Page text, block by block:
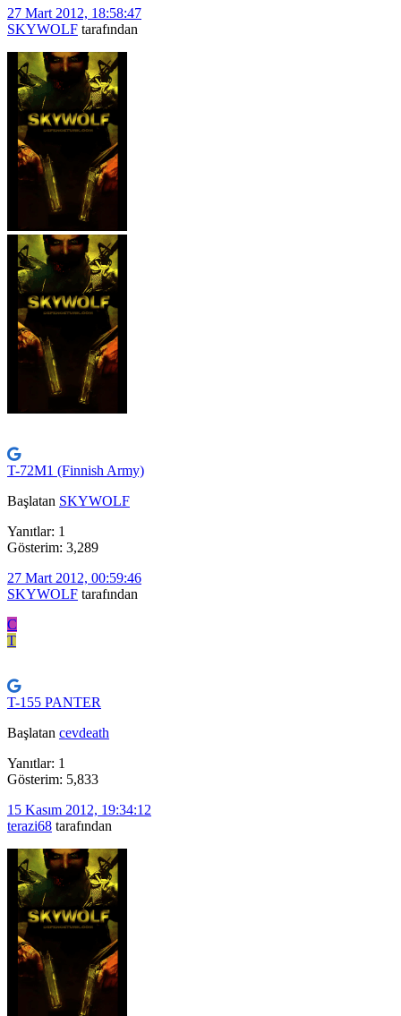
27 Mart 2012, 18:58:47
SKYWOLF tarafından
T-72M1 (Finnish Army)
Başlatan SKYWOLF
Yanıtlar: 1
Gösterim: 3,289
27 Mart 2012, 00:59:46
SKYWOLF tarafından
C
T
T-155 PANTER
Başlatan cevdeath
Yanıtlar: 1
Gösterim: 5,833
15 Kasım 2012, 19:34:12
terazi68 tarafından